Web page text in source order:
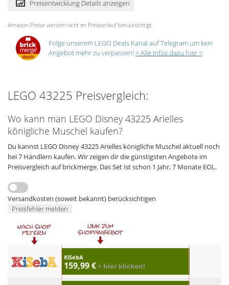
Preisentwicklung Details anzeigen
Amazon-Preise werden nicht im Preisverlauf berücksichtigt.
Folge unserem LEGO Deals Kanal auf Telegram um kein
Angebot mehr zu verpassen! > Alle Infos dazu hier <
LEGO 43225 Preisvergleich:
Wo kann man LEGO Disney 43225 Arielles
königliche Muschel kaufen?
Du kannst LEGO Disney 43225 Arielles königliche Muschel aktuell noch
bei 7 Händlern kaufen. Wir zeigen dir die günstigsten Angebote im
Preisvergleich auf brickmerge. Das Set ist schon 1 Jahr, 7 Monate EOL.
Versandkosten (soweit bekannt) berücksichtigen
Preisfehler melden
KiSebA
159,99 € > hier klicken!